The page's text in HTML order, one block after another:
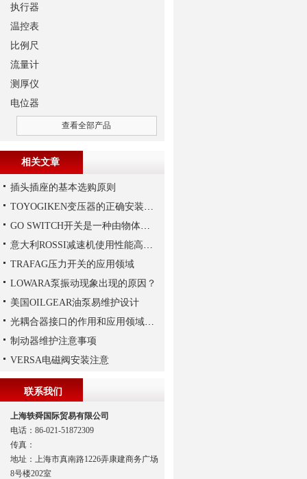
执行器
温控表
比例尺
流量计
测厚仪
电位器
查看全部产品
相关文章
插头插座的基本选购原则
TOYOGIKEN变压器的正确安装方式
GO SWITCH开关是一种由物体的位移来决定电路通断的开关
意大利ROSSI减速机使用性能高、持久，运行平稳
TRAFAG压力开关的应用领域
LOWARA泵振动现象出现的原因？
美国OILGEAR油泵易维护设计
光耦合器接口的作用和应用领域分别是怎样的
制动器维护注意事项
VERSA电磁阀安装注意
联系我们
上海轶舜国际贸易有限公司
电话：86-021-51872309
传真：
地址：上海市真南路1226弄康建商务广场
8号楼202室